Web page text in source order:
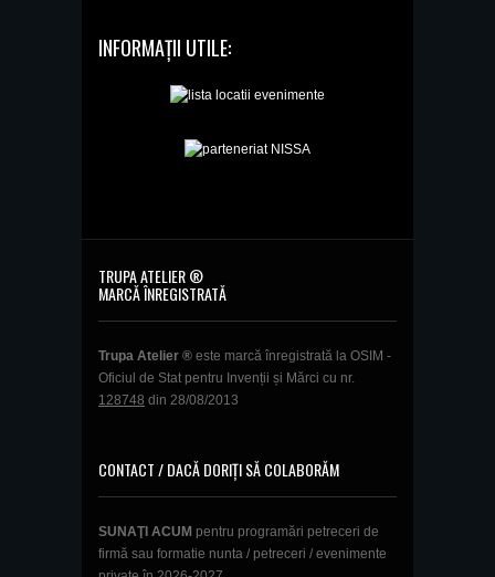
INFORMAȚII UTILE:
TRUPA ATELIER ®
MARCĂ ÎNREGISTRATĂ
Trupa Atelier ® este marcă înregistrată la OSIM -
Oficiul de Stat pentru Invenții și Mărci cu nr.
128748 din 28/08/2013
CONTACT / DACĂ DORIȚI SĂ COLABORĂM
SUNAŢI ACUM pentru programări petreceri de
firmă sau formatie nunta / petreceri / evenimente